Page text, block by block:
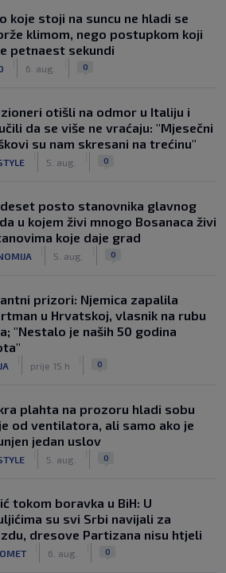
koje stoji na suncu ne hladi se
klimom, nego postupkom koji
petnaest sekundi
6. aug. 0
otišli na odmor u Italiju i
da se više ne vraćaju: "Mjesečni
su nam skresani na trećinu"
5. aug. 0
posto stanovnika glavnog
u kojem živi mnogo Bosanaca živi
koje daje grad
5. aug. 0
prizori: Njemica zapalila
u Hrvatskoj, vlasnik na rubu
"Nestalo je naših 50 godina
prije 15 h 0
plahta na prozoru hladi sobu
od ventilatora, ali samo ako je
jedan uslov
5. aug. 0
tokom boravka u BiH: U
su svi Srbi navijali za
dresove Partizana nisu htjeli
6. aug. 0